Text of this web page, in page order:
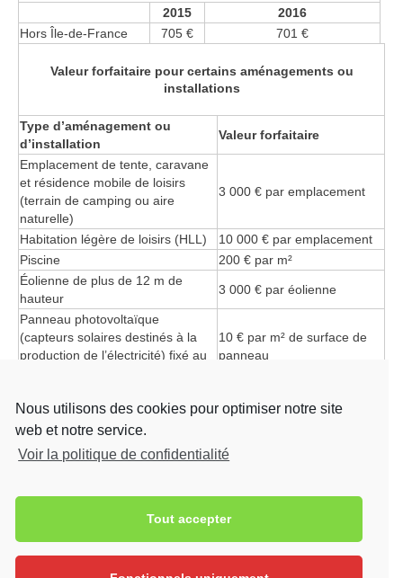
2015
2016
Hors Île-de-France
705 € 701 €
Valeur forfaitaire pour certains aménagements ou
installations
Type d’aménagement ou
d’installation
Valeur forfaitaire
Emplacement de tente, caravane
et résidence mobile de loisirs
(terrain de camping ou aire
naturelle)
3 000 € par emplacement
Habitation légère de loisirs (HLL)
10 000 € par emplacement
Piscine
200 € par m²
Éolienne de plus de 12 m de
hauteur
3 000 € par éolienne
Panneau photovoltaïque
(capteurs solaires destinés à la
production de l’électricité) fixé au
10 € par m² de surface de
panneau
Aire de stationnement extérieure
emplacement (selon la
territoriale).
–> Pour aller plus loin et évaluer la Taxe d’Aménagement
site du ministère du
logement
Nous utilisons des cookies pour optimiser notre site
web et notre service.
Voir la politique de confidentialité
Tout accepter